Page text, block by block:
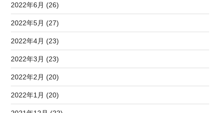
2022年6月 (26)
2022年5月 (27)
2022年4月 (23)
2022年3月 (23)
2022年2月 (20)
2022年1月 (20)